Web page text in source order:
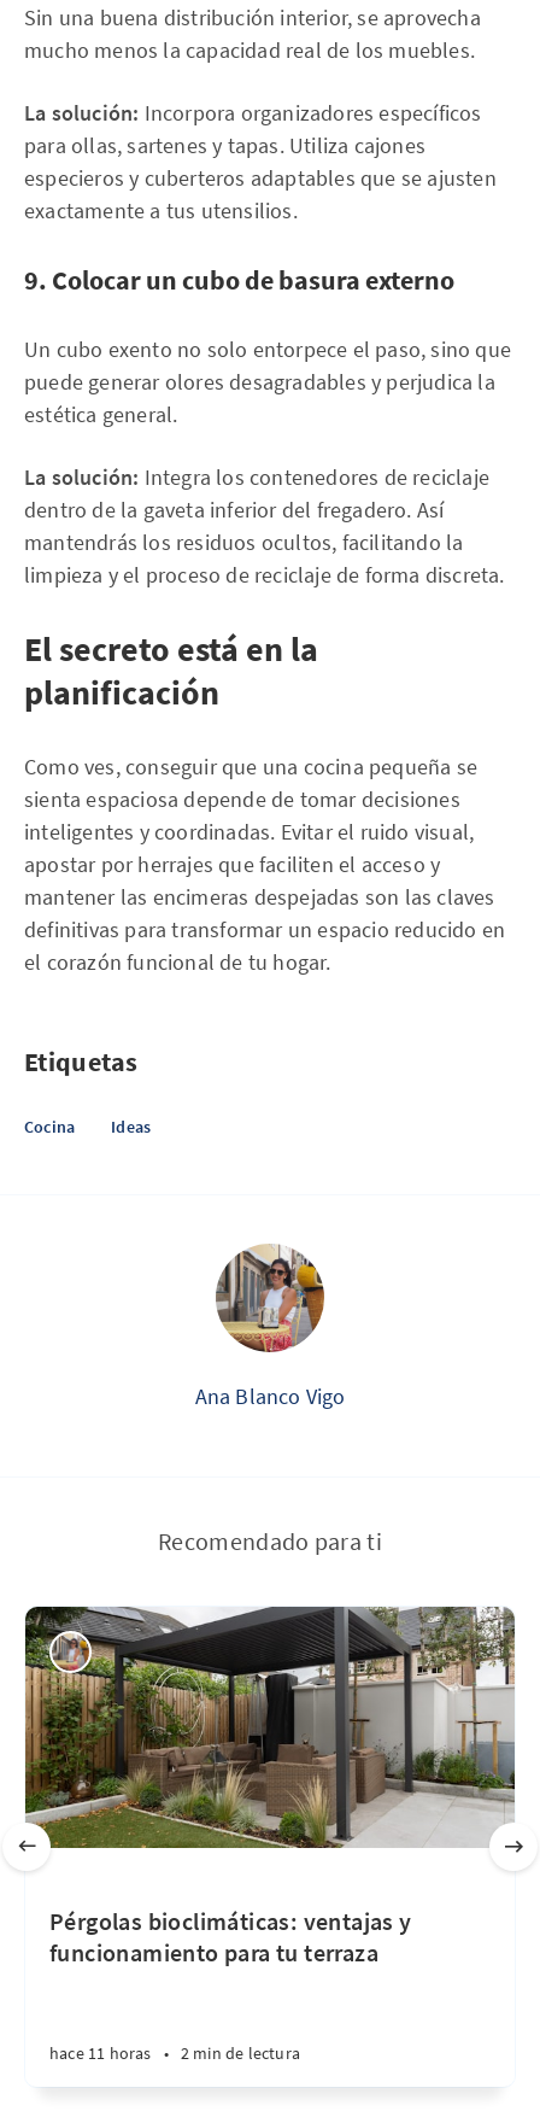
Sin una buena distribución interior, se aprovecha
mucho menos la capacidad real de los muebles.
La solución: Incorpora organizadores específicos
para ollas, sartenes y tapas. Utiliza cajones
especieros y cuberteros adaptables que se ajusten
exactamente a tus utensilios.
9. Colocar un cubo de basura externo
Un cubo exento no solo entorpece el paso, sino que
puede generar olores desagradables y perjudica la
estética general.
La solución: Integra los contenedores de reciclaje
dentro de la gaveta inferior del fregadero. Así
mantendrás los residuos ocultos, facilitando la
limpieza y el proceso de reciclaje de forma discreta.
El secreto está en la
planificación
Como ves, conseguir que una cocina pequeña se
sienta espaciosa depende de tomar decisiones
inteligentes y coordinadas. Evitar el ruido visual,
apostar por herrajes que faciliten el acceso y
mantener las encimeras despejadas son las claves
definitivas para transformar un espacio reducido en
el corazón funcional de tu hogar.
Etiquetas
Cocina Ideas
Ana Blanco Vigo
Recomendado para ti
Pérgolas bioclimáticas: ventajas y
funcionamiento para tu terraza
hace 11 horas • 2 min de lectura